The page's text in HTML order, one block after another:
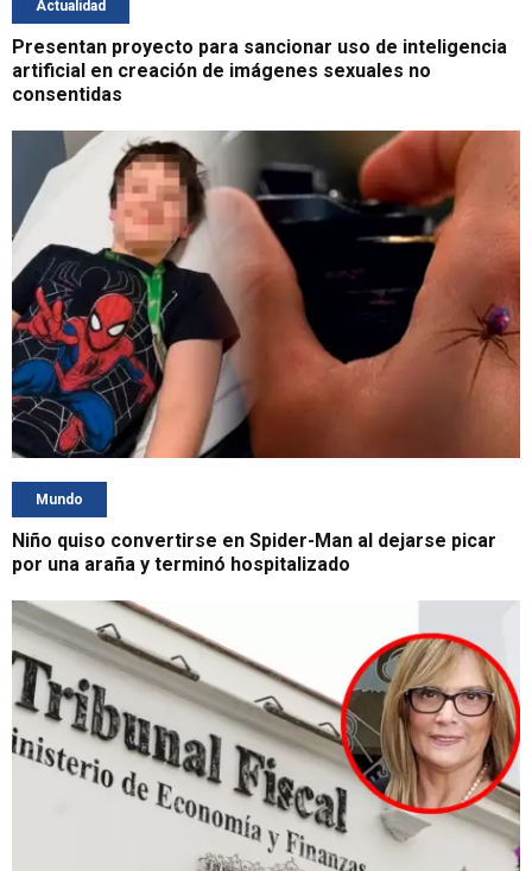
Actualidad
Presentan proyecto para sancionar uso de inteligencia
artificial en creación de imágenes sexuales no
consentidas
Mundo
Niño quiso convertirse en Spider-Man al dejarse picar
por una araña y terminó hospitalizado